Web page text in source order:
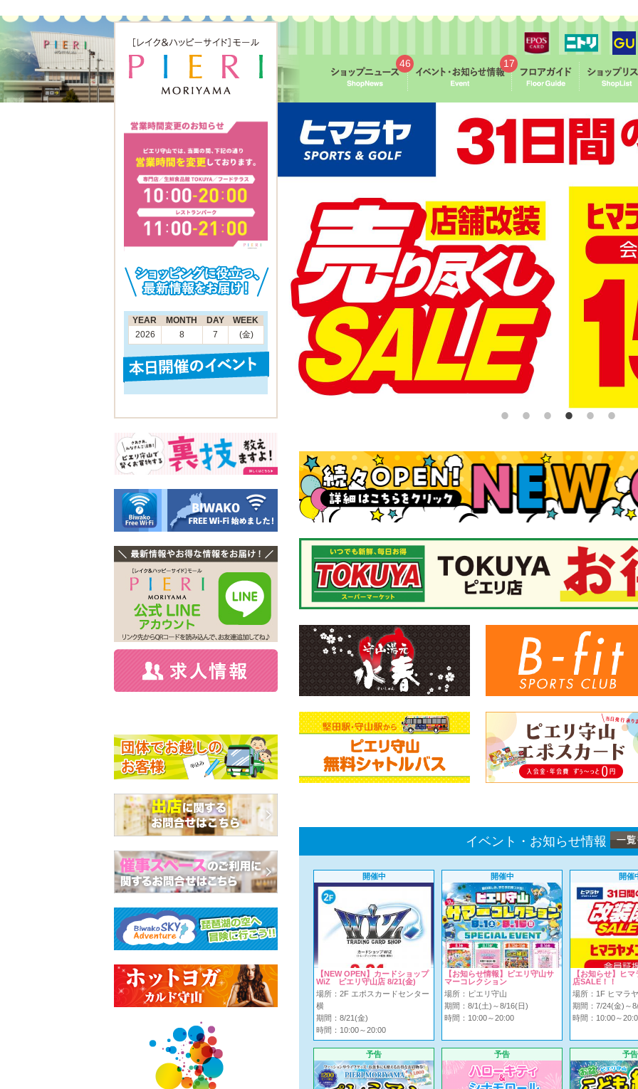
46 17
YEAR MONTH DAY
WEEK
2026
8 7 (金)
イベント・お知らせ情報
開催中
【NEW OPEN】カードショップ
WiZ ピエリ守山店 8/21(金)
場所：2F エポスカードセンター
横
期間：8/21(金)
時間：10:00～20:00
開催中
【お知らせ情報】ピエリ守山サ
マーコレクション
場所：ピエリ守山
期間：8/1(土)～8/16(日)
時間：10:00～20:00
開催
【お知らせ】ヒ
店SALE！！
場所：1F ヒマラヤ
期間：7/24(金)～
時間：10:00～
予告 予告 予告